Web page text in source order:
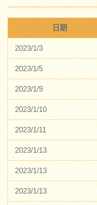
日期
2023/1/3
2023/1/5
2023/1/9
2023/1/10
2023/1/11
2023/1/13
2023/1/13
2023/1/13